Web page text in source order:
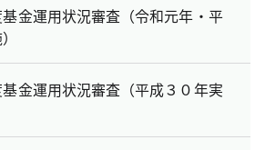
金運用状況審査（令和元年・平
金運用状況審査（平成３０年実